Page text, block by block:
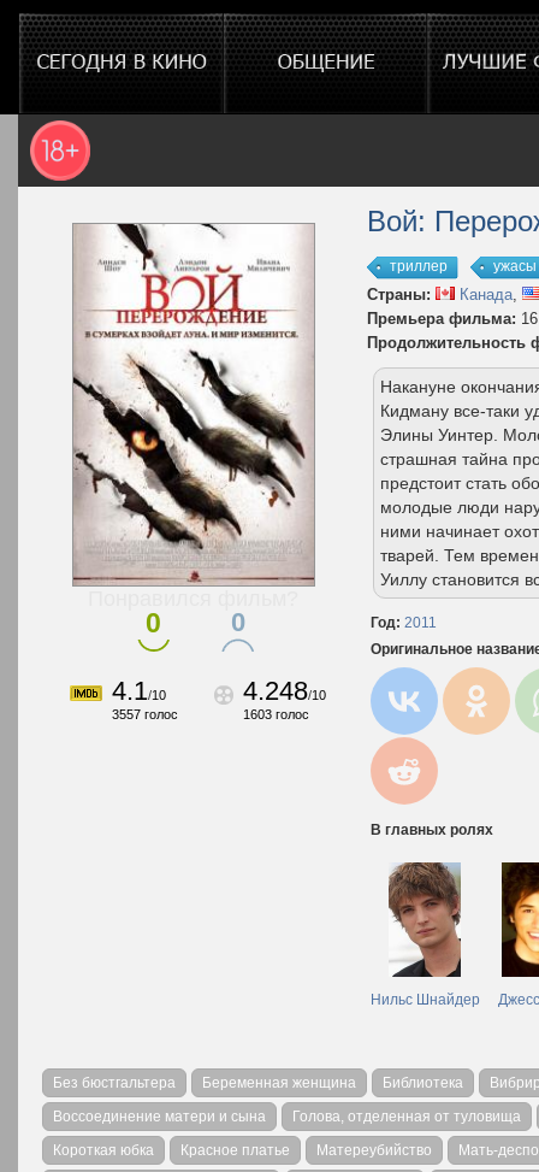
0 0
4.1/10
3557 голос
4.248/10
1603 голос
Вой:
триллер ужасы
Страны: Канада,
Премьера фильма:
Продолжительность
Накануне
Кидману все-таки
Элины Уинтер.
страшная тайна
предстоит стать
молодые люди
ними начинает
тварей. Тем
Уиллу становится
Год: 2011
Оригинальное
В главных ролях
Нильс Шнайдер
Без бюстгальтера Беременная женщина Библиотека
Воссоединение матери и сына
Голова, отделенная от туловища
Короткая юбка
Красное платье Матереубийство
Мать-